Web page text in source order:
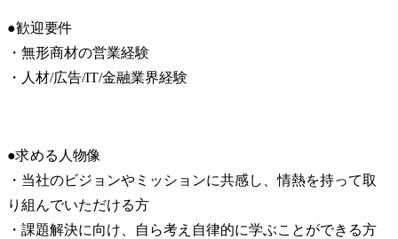
●歓迎要件
・無形商材の営業経験
・人材/広告/IT/金融業界経験
●求める人物像
・当社のビジョンやミッションに共感し、情熱を持って取
り組んでいただける方
・課題解決に向け、自ら考え自律的に学ぶことができる方